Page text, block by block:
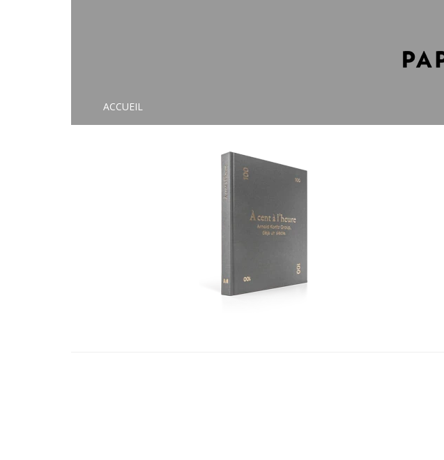
ACCUEIL